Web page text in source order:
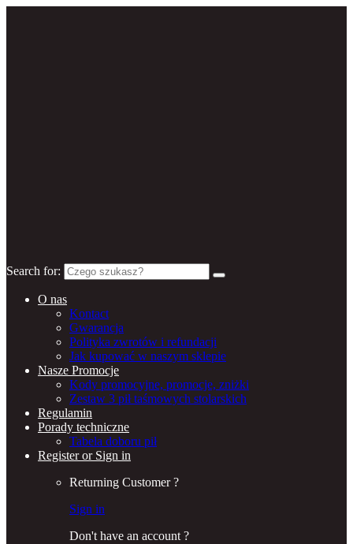
Search for:
O nas
Kontact
Gwarancja
Polityka zwrotów i refundacji
Jak kupować w naszym sklepie
Nasze Promocje
Kody promocyjne, promocje, zniżki
Zestaw 3 pił taśmowych stolarskich
Regulamin
Porady techniczne
Tabela doboru pił
Register or Sign in
Returning Customer ?
Sign in
Don't have an account ?